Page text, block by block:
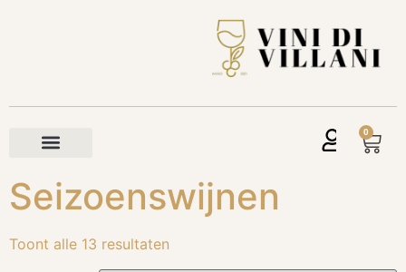
0
Seizoenswijnen
Toont alle 13 resultaten